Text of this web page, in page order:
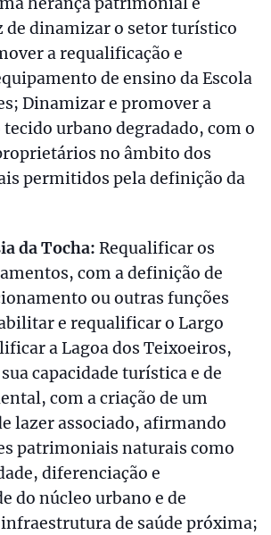
de dinamizar o setor turístico
a requalificação e
de ensino da Escola
Dinamizar e promover a
urbano degradado, com o
no âmbito dos
permitidos pela definição da
da Tocha: Requalificar os
com a definição de
ou outras funções
e requalificar o Largo
a Lagoa dos Teixoeiros,
capacidade turística e de
com a criação de um
lazer associado, afirmando
patrimoniais naturais como
diferenciação e
do núcleo urbano e de
de saúde próxima;